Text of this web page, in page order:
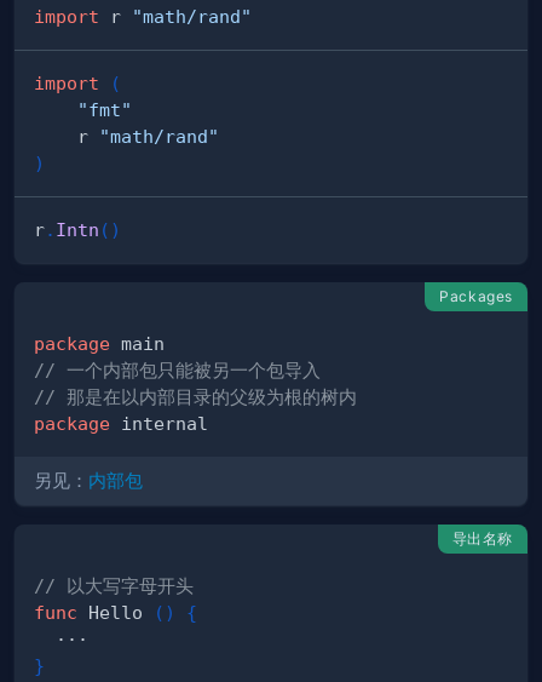
import r "math/rand"
import
(
"fmt"
    r
"math/rand"
)
r. Intn ( )
Packages
package
// 一个内部包只能被另一个包导入
// 那是在以内部目录的父级为根的树内
package
另见： 内部包
导出名称
// 以大写字母开头
func Hello ( )
{
}